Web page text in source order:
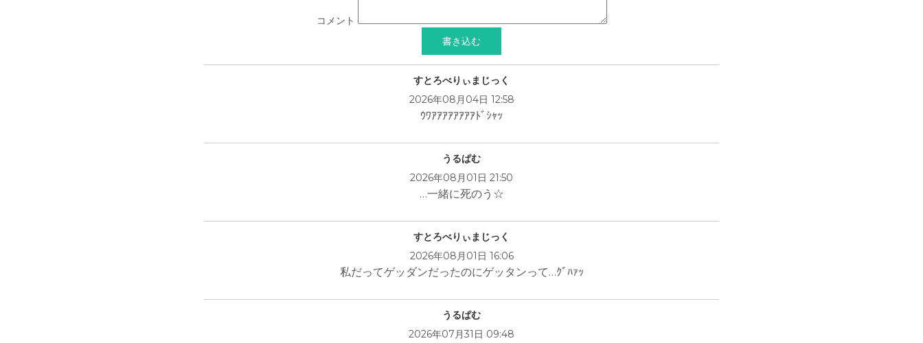
コメント
すとろべりぃまじっく
2026年08月04日 12:58
ｳﾜｱｱｱｱｱｱｱｱﾄﾞｼｬｯ
うるぱむ
2026年08月01日 21:50
…一緒に死のう☆
すとろべりぃまじっく
2026年08月01日 16:06
私だってゲッダンだったのにゲッタンって…ｸﾞﾊｧｯ
うるぱむ
2026年07月31日 09:48